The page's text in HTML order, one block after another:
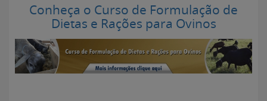
Conheça o Curso de Formulação de
Dietas e Rações para Ovinos